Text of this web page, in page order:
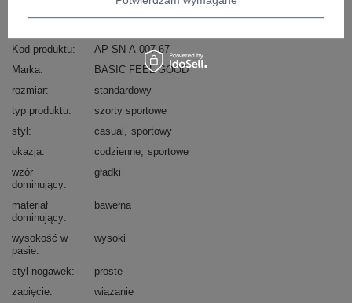
+48 601 547 740 Zadaj pytanie
Kod produktu
AP-SN-A-007.67
Marka
BASIC FEEL GOOD
rozmiar
standardowy
typ produktu
szorty sportowe
styl
casual
sportowy
okazja
codzienne sportowe
wzór
dominujący
gładki
materiał
dominujący
bawełna
wysokość w
pasie
wysoki
styl nogawek
proste
zapięcie
wiązanie